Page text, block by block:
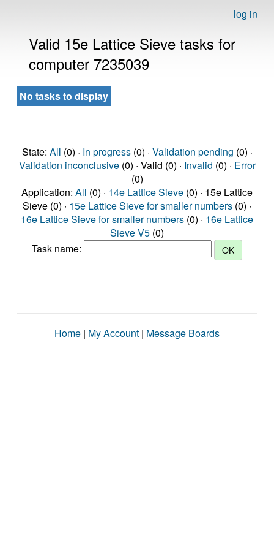
log in
Valid 15e Lattice Sieve tasks for
computer 7235039
No tasks to display
State: All (0) · In progress(0) · Validation pending (0) ·
Validation inconclusive(0) · Valid (0) · Invalid (0) · Error
(0)
Application: All (0) · 14e Lattice Sieve (0) · 15e Lattice
Sieve (0) · 15e Lattice Sieve for smaller numbers (0) ·
16e Lattice Sieve for smaller numbers (0) · 16e Lattice
Sieve V5 (0)
Task name:
Home | My Account | Message Boards